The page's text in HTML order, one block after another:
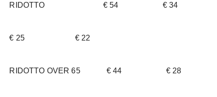
RIDOTTO € 54 € 34
€ 25 € 22
RIDOTTO OVER 65 € 44 € 28